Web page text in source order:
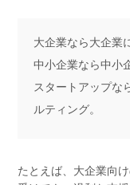
大企業なら大企業
中小企業なら中小
スタートアップな
ルティング。
たとえば、大企業向